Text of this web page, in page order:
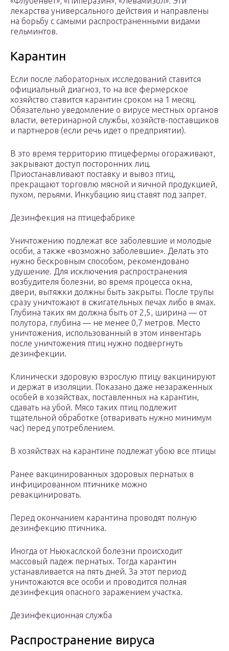
лекарства универсального действия и направлены
на борьбу с самыми распространенными видами
гельминтов.
Карантин
Если после лабораторных исследований ставится
официальный диагноз, то на все фермерское
хозяйство ставится карантин сроком на 1 месяц.
Обязательно уведомление о вирусе местных органов
власти, ветеринарной службы, хозяйств-поставщиков
и партнеров (если речь идет о предприятии).
В это время территорию птицефермы огораживают,
закрывают доступ посторонних лиц.
Приостанавливают поставку и вывоз птиц,
прекращают торговлю мясной и яичной продукцией,
пухом, перьями. Инкубацию яиц ставят под запрет.
Дезинфекция на птицефабрике
Уничтожению подлежат все заболевшие и молодые
особи, а также «возможно заболевшие». Делать это
нужно бескровным способом, рекомендовано
удушение. Для исключения распространения
возбудителя болезни, во время процесса окна,
двери, вытяжки должны быть закрыты. После трупы
сразу уничтожают в сжигательных печах либо в ямах.
Глубина таких ям должна быть от 2,5, ширина — от
полутора, глубина — не менее 0,7 метров. Место
уничтожения, использованный в этом инвентарь
после уничтожения птиц нужно подвергнуть
дезинфекции.
Клинически здоровую взрослую птицу вакцинируют
и держат в изоляции. Показано даже незараженных
особей в хозяйствах, поставленных на карантин,
сдавать на убой. Мясо таких птиц подлежит
тщательной обработке (отваривать нужно минимум
час) перед употреблением.
В хозяйствах на карантине подлежат убою все птицы
Ранее вакцинированных здоровых пернатых в
инфицированном птичнике можно
ревакцинировать.
Перед окончанием карантина проводят полную
дезинфекцию птичника.
Иногда от Ньюкаслской болезни происходит
массовый падеж пернатых. Тогда карантин
устанавливается на пять дней. За этот период
уничтожаются все особи и проводится полная
дезинфекция опасного заражением участка.
Дезинфекционная служба
Распространение вируса